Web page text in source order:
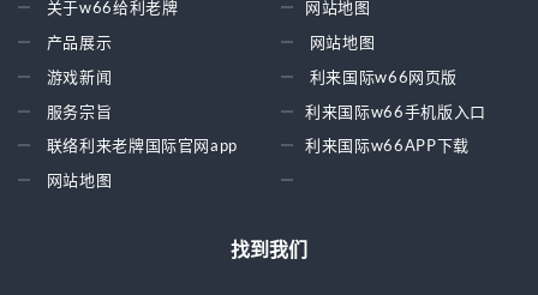
关于w66给利老牌
产品展示
游戏新闻
服务宗旨
联络利来老牌国际官网app
网站地图
网站地图
网站地图
利来国际w66网页版
利来国际w66手机版入口
利来国际w66APP下载
找到我们